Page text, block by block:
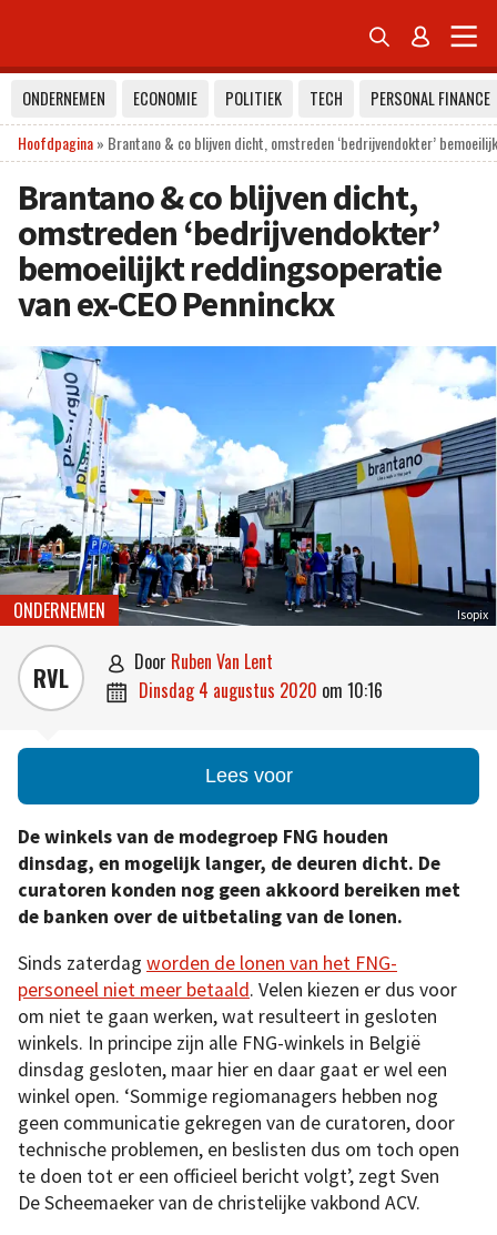
 
ONDERNEMEN ECONOMIE POLITIEK TECH
PERSONAL FINANCE
Hoofdpagina» Brantano & co blijven dicht, omstreden ‘bedrijvendokter’
Brantano & co blijven dicht,
omstreden ‘bedrijvendokter’
bemoeilijkt reddingsoperatie
van ex-CEO Penninckx
Isopix
ONDERNEMEN
RVL  door Ruben Van Lent
 dinsdag 4 augustus 2020 om 10:16
Lees voor
De winkels van de modegroep FNG houden
dinsdag, en mogelijk langer, de deuren dicht. De
curatoren konden nog geen akkoord bereiken met
de banken over de uitbetaling van de lonen.
Sinds zaterdag worden de lonen van het FNG-
personeel niet meer betaald. Velen kiezen er dus voor
om niet te gaan werken, wat resulteert in gesloten
winkels. In principe zijn alle FNG-winkels in België
dinsdag gesloten, maar hier en daar gaat er wel een
winkel open. ‘Sommige regiomanagers hebben nog
geen communicatie gekregen van de curatoren, door
technische problemen, en beslisten dus om toch open
te doen tot er een officieel bericht volgt’, zegt Sven
De Scheemaeker van de christelijke vakbond ACV.